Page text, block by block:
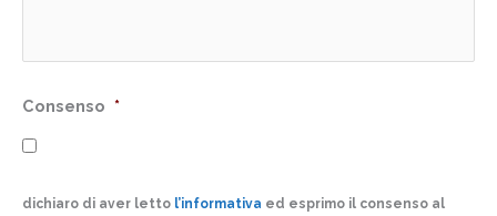
Consenso *
dichiaro di aver letto l’informativa ed esprimo il consenso al